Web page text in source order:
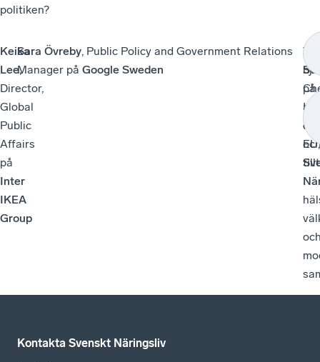
politiken?
Keika
Lee,
Director,
Global
Public
Affairs
på
Inter
IKEA
Group
Sara Övreby, Public Policy and Government Relations
Manager på Google Sweden
EU,
Vi
på
Kontakta Svenskt Näringsliv